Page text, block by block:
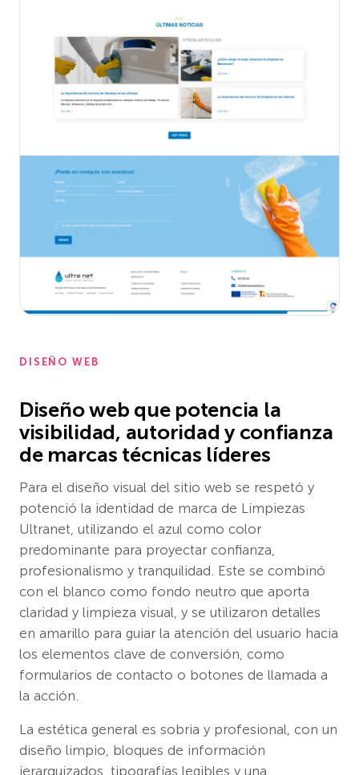
DISEÑO WEB
Diseño web que potencia la
visibilidad, autoridad y confianza
de marcas técnicas líderes
Para el diseño visual del sitio web se respetó y
potenció la identidad de marca de Limpiezas
Ultranet, utilizando el azul como color
predominante para proyectar confianza,
profesionalismo y tranquilidad. Este se combinó
con el blanco como fondo neutro que aporta
claridad y limpieza visual, y se utilizaron detalles
en amarillo para guiar la atención del usuario hacia
los elementos clave de conversión, como
formularios de contacto o botones de llamada a
la acción.
La estética general es sobria y profesional, con un
diseño limpio, bloques de información
jerarquizados, tipografías legibles y una